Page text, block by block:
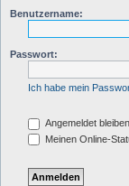
Benutzername:
Passwort:
Ich habe mein
Angemeldet bleiben
Meinen Online-